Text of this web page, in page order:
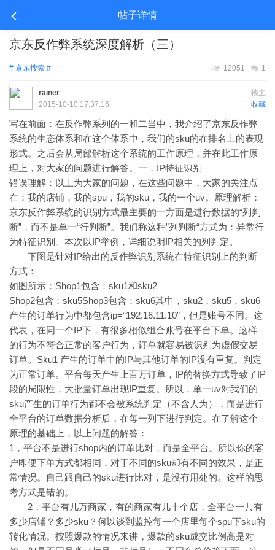
帖子详情
京东反作弊系统深度解析（三）
# 京东搜索 # 1
12051
楼主
rainer
收藏
2015-10-10 17:37:16
写在前面：在反作弊系列的一和二当中，我介绍了京东反作弊
系统的生态体系和在这个体系中，我们的sku的在排名上的表现
形式。之后会从局部解析这个系统的工作原理，并在此工作原
理上，对大家的问题进行解答。一．IP特征识别
错误理解：以上为大家的问题，在这些问题中，大家的关注点
在：我的店铺，我的spu，我的sku，我的一个uv。原理解析：
京东反作弊系统的识别方式最主要的一方面是进行数据的“列判
断”，而不是单一“行判断”。我们称这种”列判断“方式为：异常行
为特征识别。本次以IP举例，详细说明IP相关的列判定。
下图是针对IP给出的反作弊识别系统在特征识别上的判断
方式：
如图所示：Shop1包含：sku1和sku2
Shop2包含：sku5Shop3包含：sku6其中，sku2，sku5，sku6
产生的订单行为中都包含ip=“192.16.11.10”，但是账号不同。这
代表，在同一个IP下，有很多相似组合账号在平台下单。这样
的行为不符合正常的客户行为，订单就容易被识别为虚假交易
订单。Sku1 产生的订单中的IP与其他订单的IP没有重复。判定
为正常订单。平台每天产生上百万订单，IP的替换方式导致了IP
段的局限性，大批量订单出现IP重复。所以，单一uv对我们的
sku产生的订单行为都不会被系统判定（不含人为），而是进行
全平台的订单数据分析后，在每一列下进行判定。在了解这个
原理的基础上，以上问题的解答：
1，平台不是进行shop内的订单比对，而是全平台。所以你的客
户即便下单方式都相同，对于不同的sku却有不同的效果，是正
常情况。自己跟自己的sku进行比对，是没有用处的。这样的思
考方式是错的。
2，平台有几万商家，有的商家有几十个店，全平台一共有
多少店铺？多少sku？何以谈到监控每一个店里每个spu下sku的
转化情况。按照爆款的情况来讲，爆款的sku成交比例高是对